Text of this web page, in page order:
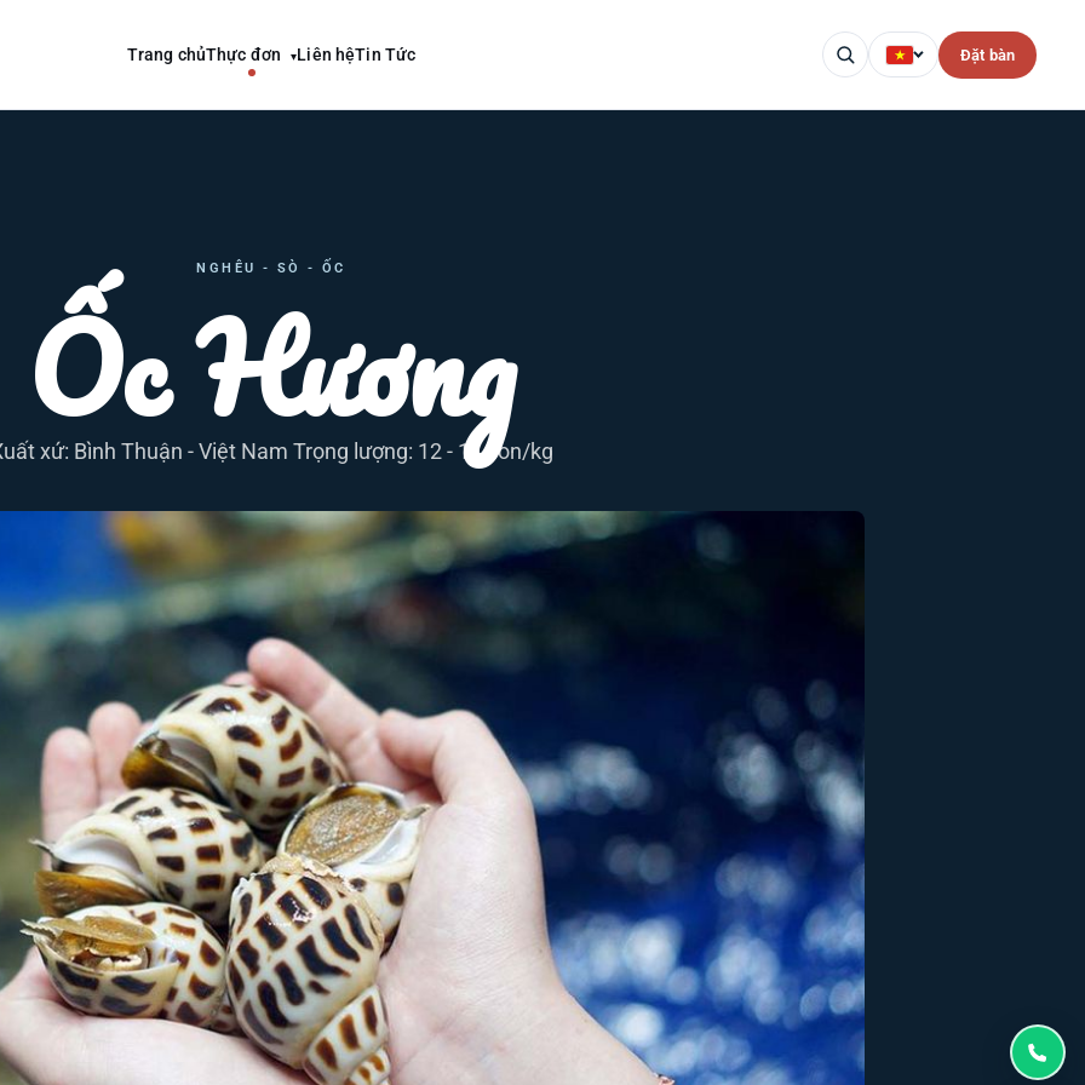
Trang chủThực đơn ▾Liên hệTin Tức Đặt bàn
NGHÊU - SÒ - ỐC
Ốc Hương
xứ: Bình Thuận - Việt Nam Trọng lượng: 12 - 14 con/kg